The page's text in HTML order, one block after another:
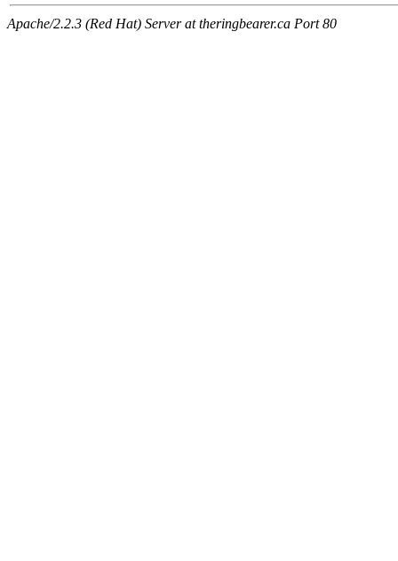
Apache/2.2.3 (Red Hat) Server at theringbearer.ca Port 80